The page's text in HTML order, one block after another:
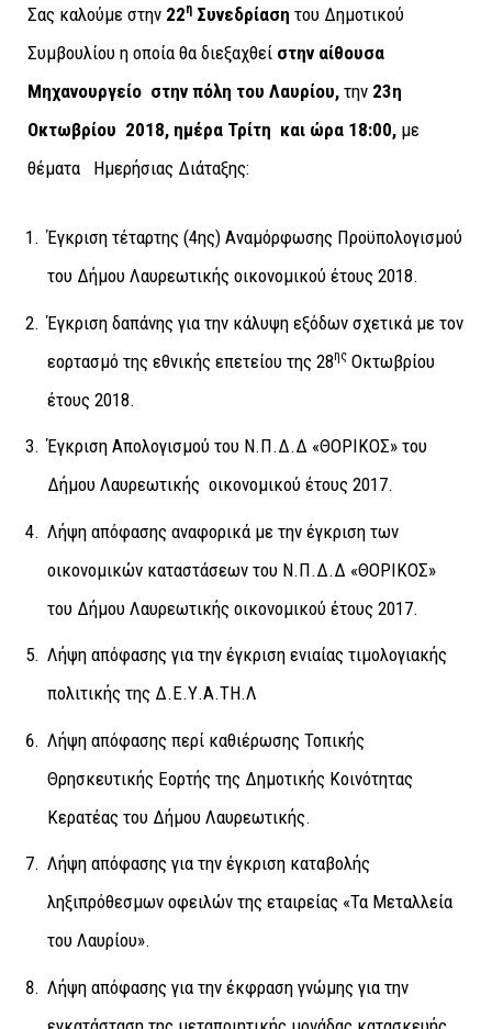
Σας καλούμε στην 22η Συνεδρίαση του Δημοτικού
Συμβουλίου η οποία θα διεξαχθεί στην αίθουσα
Μηχανουργείο στην πόλη του Λαυρίου, την 23η
Οκτωβρίου 2018, ημέρα Τρίτη και ώρα 18:00, με
θέματα Ημερήσιας Διάταξης:
Έγκριση τέταρτης (4ης) Αναμόρφωσης Προϋπολογισμού
του Δήμου Λαυρεωτικής οικονομικού έτους 2018.
Έγκριση δαπάνης για την κάλυψη εξόδων σχετικά με τον
εορτασμό της εθνικής επετείου της 28ης Οκτωβρίου
έτους 2018.
Έγκριση Απολογισμού του Ν.Π.Δ.Δ «ΘΟΡΙΚΟΣ» του
Δήμου Λαυρεωτικής οικονομικού έτους 2017.
Λήψη απόφασης αναφορικά με την έγκριση των
οικονομικών καταστάσεων του Ν.Π.Δ.Δ «ΘΟΡΙΚΟΣ»
του Δήμου Λαυρεωτικής οικονομικού έτους 2017.
Λήψη απόφασης για την έγκριση ενιαίας τιμολογιακής
πολιτικής της Δ.Ε.Υ.Α.ΤΗ.Λ
Λήψη απόφασης περί καθιέρωσης Τοπικής
Θρησκευτικής Εορτής της Δημοτικής Κοινότητας
Κερατέας του Δήμου Λαυρεωτικής.
Λήψη απόφασης για την έγκριση καταβολής
ληξιπρόθεσμων οφειλών της εταιρείας «Τα Μεταλλεία
του Λαυρίου».
Λήψη απόφασης για την έκφραση γνώμης για την